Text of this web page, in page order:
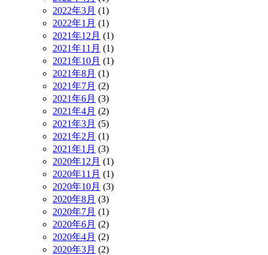
2022年3月 (1)
2022年1月 (1)
2021年12月 (1)
2021年11月 (1)
2021年10月 (1)
2021年8月 (1)
2021年7月 (2)
2021年6月 (3)
2021年4月 (2)
2021年3月 (5)
2021年2月 (1)
2021年1月 (3)
2020年12月 (1)
2020年11月 (1)
2020年10月 (3)
2020年8月 (3)
2020年7月 (1)
2020年6月 (2)
2020年4月 (2)
2020年3月 (2)